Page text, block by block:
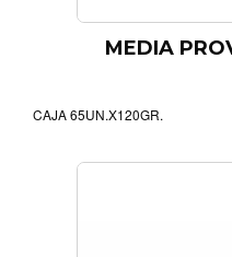
MEDIA
CAJA 65UN.X120GR.